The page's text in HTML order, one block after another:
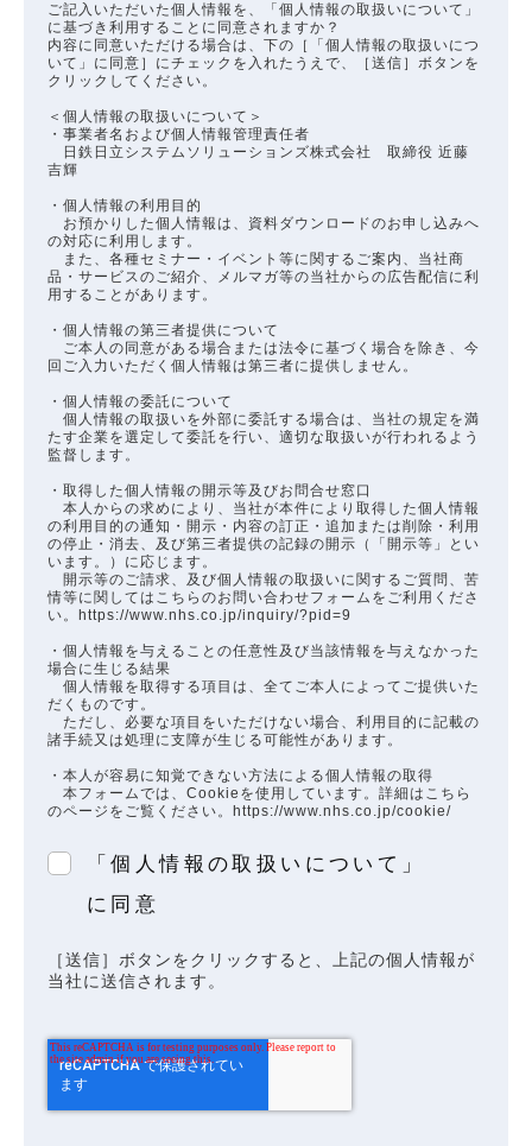
ご記入いただいた個人情報を、「個人情報の取扱いについて」
に基づき利用することに同意されますか？
内容に同意いただける場合は、下の［「個人情報の取扱いにつ
いて」に同意］にチェックを入れたうえで、［送信］ボタンを
クリックしてください。
＜個人情報の取扱いについて＞
・事業者名および個人情報管理責任者
日鉄日立システムソリューションズ株式会社 取締役 近藤
吉輝
・個人情報の利用目的
お預かりした個人情報は、資料ダウンロードのお申し込みへ
の対応に利用します。
また、各種セミナー・イベント等に関するご案内、当社商
品・サービスのご紹介、メルマガ等の当社からの広告配信に利
用することがあります。
・個人情報の第三者提供について
ご本人の同意がある場合または法令に基づく場合を除き、今
回ご入力いただく個人情報は第三者に提供しません。
・個人情報の委託について
個人情報の取扱いを外部に委託する場合は、当社の規定を満
たす企業を選定して委託を行い、適切な取扱いが行われるよう
監督します。
・取得した個人情報の開示等及びお問合せ窓口
本人からの求めにより、当社が本件により取得した個人情報
の利用目的の通知・開示・内容の訂正・追加または削除・利用
の停止・消去、及び第三者提供の記録の開示（「開示等」とい
います。）に応じます。
開示等のご請求、及び個人情報の取扱いに関するご質問、苦
情等に関してはこちらのお問い合わせフォームをご利用くださ
い。https://www.nhs.co.jp/inquiry/?pid=9
・個人情報を与えることの任意性及び当該情報を与えなかった
場合に生じる結果
個人情報を取得する項目は、全てご本人によってご提供いた
だくものです。
ただし、必要な項目をいただけない場合、利用目的に記載の
諸手続又は処理に支障が生じる可能性があります。
・本人が容易に知覚できない方法による個人情報の取得
本フォームでは、Cookieを使用しています。詳細はこちら
のページをご覧ください。https://www.nhs.co.jp/cookie/
「個人情報の取扱いについて」
に同意
［送信］ボタンをクリックすると、上記の個人情報が
当社に送信されます。